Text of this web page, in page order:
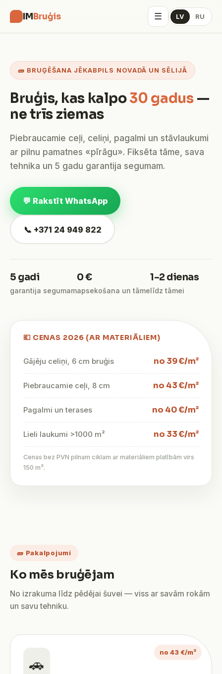
IMBruģis ☰ LV RU
🧱 BRUĢĒŠANA JĒKABPILS NOVADĀ UN SĒLIJĀ
Bruģis, kas kalpo30 gadus—
ne trīs ziemas
Piebraucamie ceļi, celiņi, pagalmi un stāvlaukumi
ar pilnu pamatnes «pīrāgu». Fiksēta tāme, sava
tehnika un 5 gadu garantija segumam.
💬 Rakstīt WhatsApp
📞 +371 24 949 822
5 gadi
garantija segumam
0 €
apsekošana un tāme
1–2 dienas
līdz tāmei
💶 CENAS 2026 (AR MATERIĀLIEM)
Gājēju celiņi, 6 cm bruģis no 39 €/m²
Piebraucamie ceļi, 8 cm no 43 €/m²
Pagalmi un terases no 40 €/m²
Lieli laukumi >1000 m² no 33 €/m²
Cenas bez PVN pilnam ciklam ar materiāliem platībām virs
150 m².
🧱 Pakalpojumi
Ko mēs bruģējam
No izrakuma līdz pēdējai šuvei — viss ar savām rokām
un savu tehniku.
no 43 €/m²
🚗